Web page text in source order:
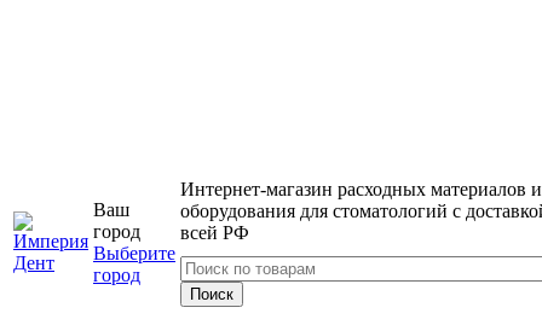
Ваш
город
Выберите
город
Интернет-магазин расходных материалов и
оборудования для стоматологий с
всей РФ